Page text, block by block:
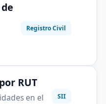
Registro Civil
RUT
en el
SII